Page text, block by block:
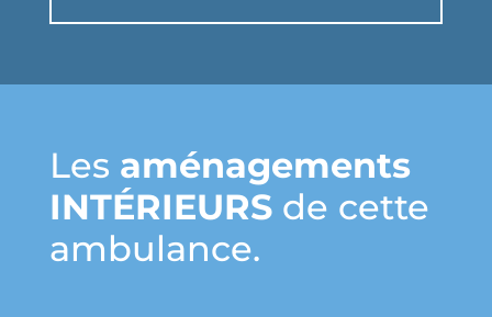
Les aménagements
INTÉRIEURSde cette
ambulance.